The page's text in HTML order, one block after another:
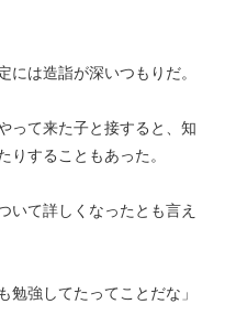
は造詣が深いつもりだ。
って来た子と接すると、知
りすることもあった。
て詳しくなったとも言え
勉強してたってことだな」